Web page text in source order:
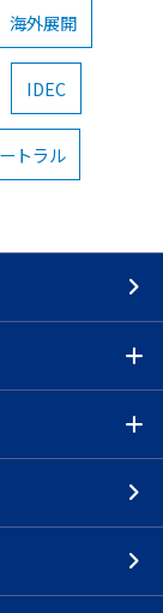
海外展開
IDEC
トラル